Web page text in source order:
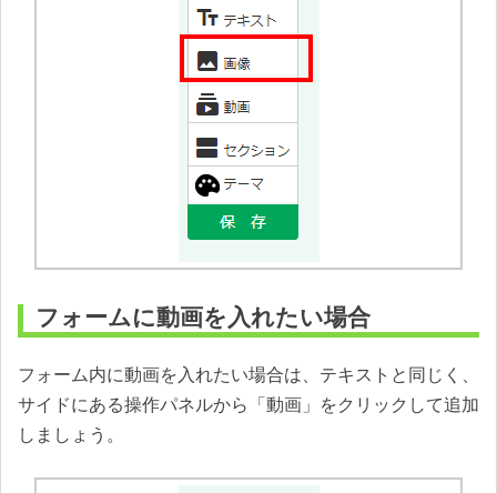
フォームに動画を入れたい場合
フォーム内に動画を入れたい場合は、テキストと同じく、
サイドにある操作パネルから「動画」をクリックして追加
しましょう。